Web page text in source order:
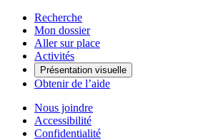
Recherche
Mon dossier
Aller sur place
Activités
Présentation visuelle
Obtenir de l’aide
Nous joindre
Accessibilité
Confidentialité